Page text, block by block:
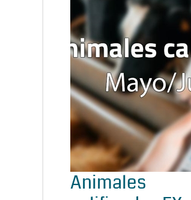
Animales